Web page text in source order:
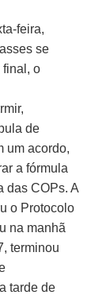
feira,
se
final, o
de
um acordo,
a fórmula
das COPs. A
o Protocolo
na manhã
terminou
tarde de